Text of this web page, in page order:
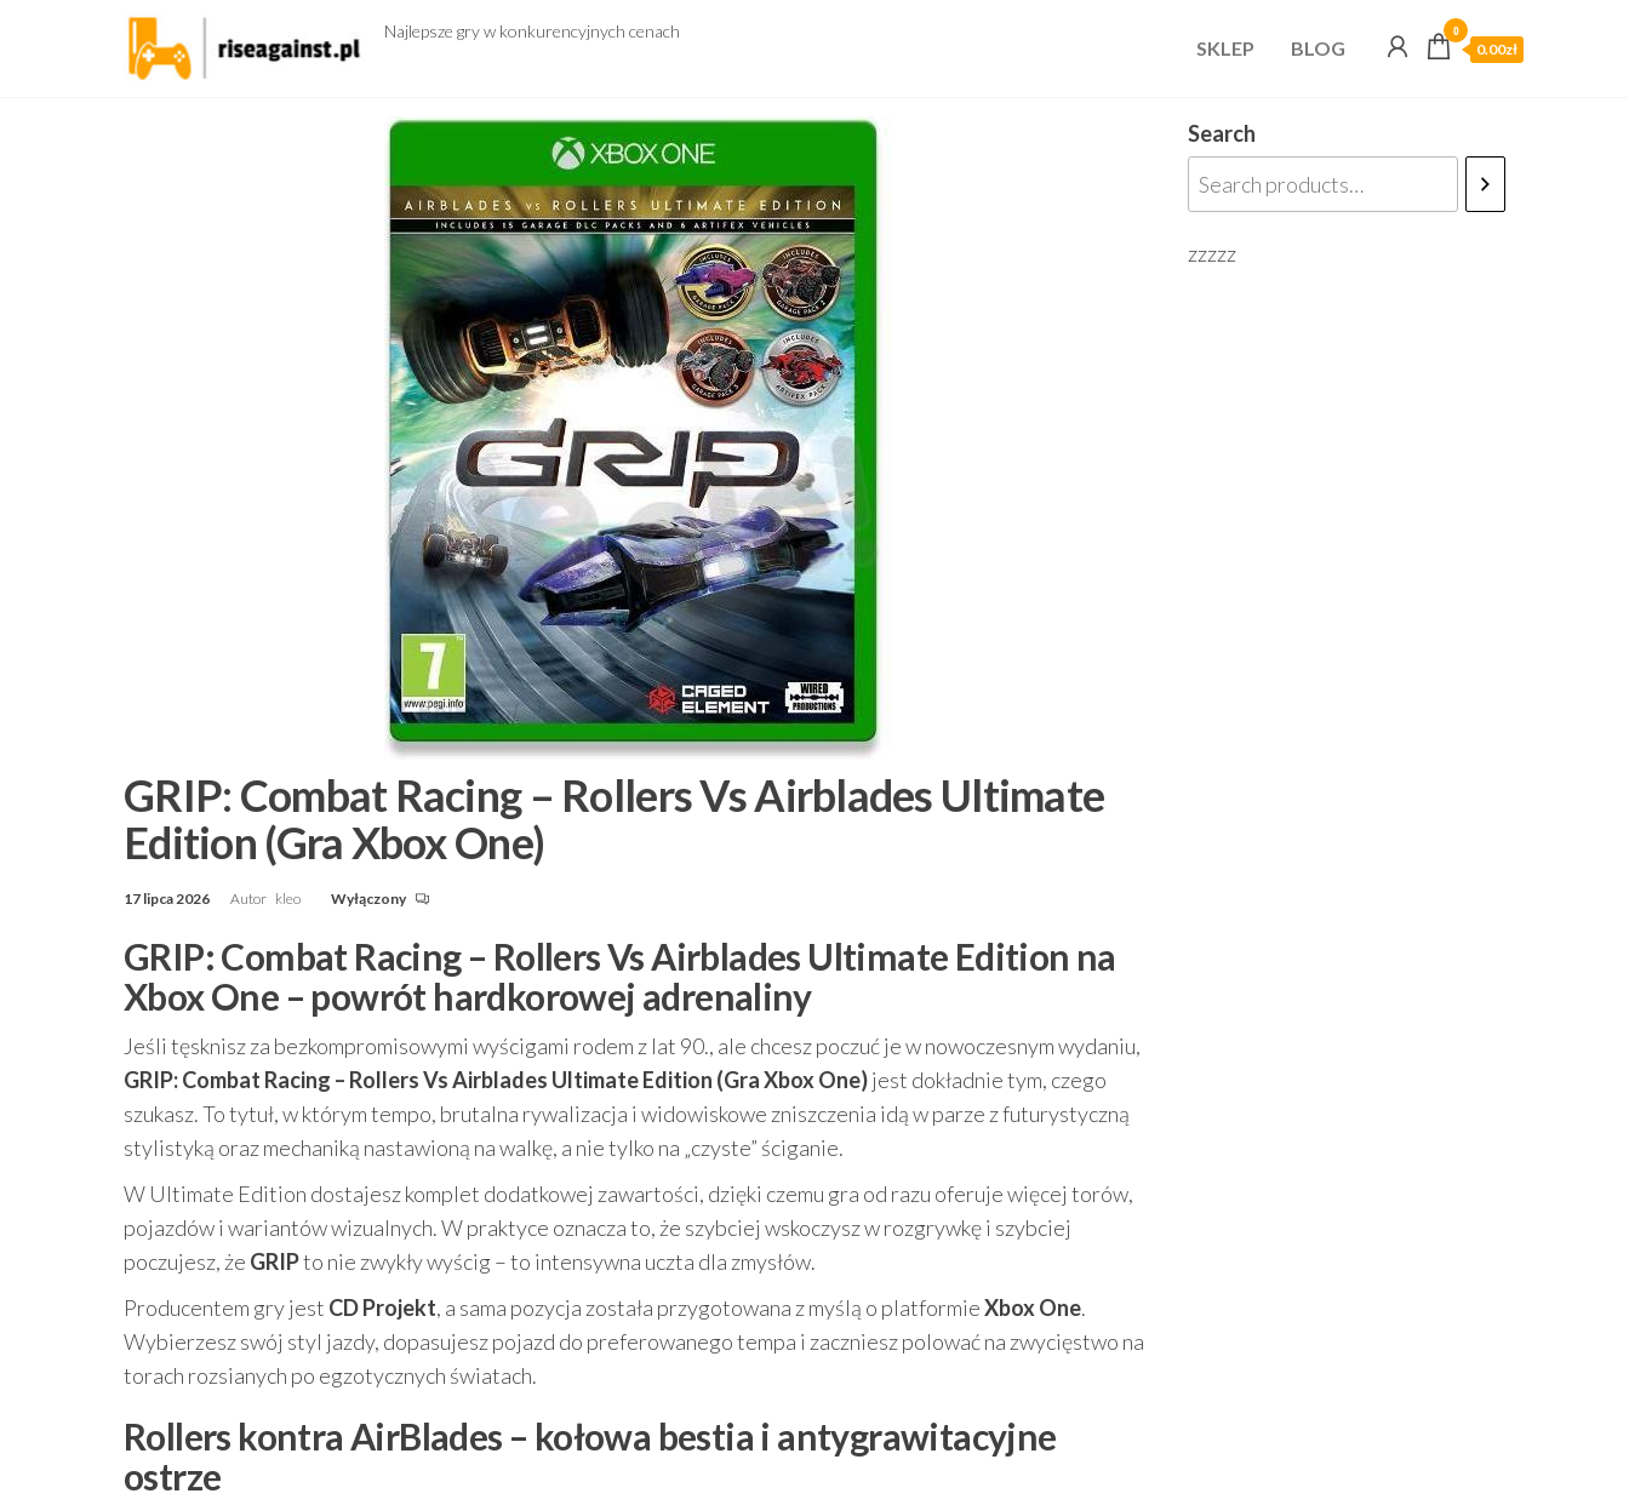
Najlepsze gry w konkurencyjnych cenach
SKLEP BLOG
0
0.00zł
GRIP: Combat Racing – Rollers Vs Airblades Ultimate
Edition (Gra Xbox One)
17 lipca 2026 Autor kleo Wyłączony
GRIP: Combat Racing – Rollers Vs Airblades Ultimate Edition na
Xbox One – powrót hardkorowej adrenaliny
Jeśli tęsknisz za bezkompromisowymi wyścigami rodem z lat 90., ale chcesz poczuć je w nowoczesnym wydaniu,
GRIP: Combat Racing – Rollers Vs Airblades Ultimate Edition (Gra Xbox One)jest dokładnie tym, czego
szukasz. To tytuł, w którym tempo, brutalna rywalizacja i widowiskowe zniszczenia idą w parze z futurystyczną
stylistyką oraz mechaniką nastawioną na walkę, a nie tylko na „czyste” ściganie.
W Ultimate Edition dostajesz komplet dodatkowej zawartości, dzięki czemu gra od razu oferuje więcej torów,
pojazdów i wariantów wizualnych. W praktyce oznacza to, że szybciej wskoczysz w rozgrywkę i szybciej
poczujesz, że GRIPto nie zwykły wyścig – to intensywna uczta dla zmysłów.
Producentem gry jest CD Projekt, a sama pozycja została przygotowana z myślą o platformieXbox One.
Wybierzesz swój styl jazdy, dopasujesz pojazd do preferowanego tempa i zaczniesz polować na zwycięstwo na
torach rozsianych po egzotycznych światach.
Rollers kontra AirBlades – kołowa bestia i antygrawitacyjne
ostrze
Search
zzzzz